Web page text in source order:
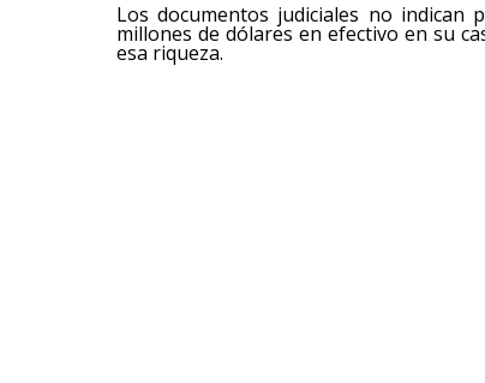
Los documentos judiciales no
millones de dólares en efectivo en su
esa riqueza.